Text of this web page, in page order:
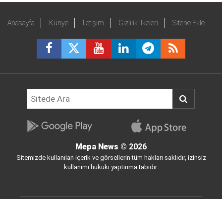
Anasayfa Künye İletişim Gizlilik İlkeleri Sitene Ekle
Mepa News © 2026
Sitemizde kullanılan içerik ve görsellerin tüm hakları saklıdır, izinsiz
kullanımı hukuki yaptırıma tabidir.